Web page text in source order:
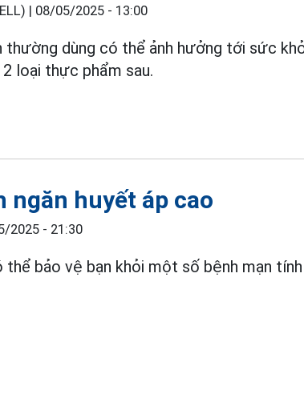
| 08/05/2025 - 13:00
dùng có thể ảnh hưởng tới sức
loại thực phẩm sau.
ngăn huyết áp cao
2025 - 21:30
bảo vệ bạn khỏi một số bệnh mạn